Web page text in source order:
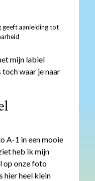
geeft aanleiding tot
mijn labiel
waar je naar
A-1 in een mooie
heb ik mijn
op onze foto
hier heel klein